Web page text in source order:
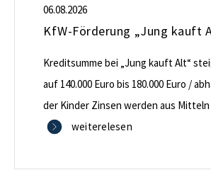
06.08.2026
Kreditsumme bei „Jung kauft Alt“
auf 140.000 Euro bis 180.000 Euro /
der Kinder Zinsen werden aus
verbilligt: Heutiger Zins bei 0,53
Antragstellende verpflichten sich zu
weiterelesen